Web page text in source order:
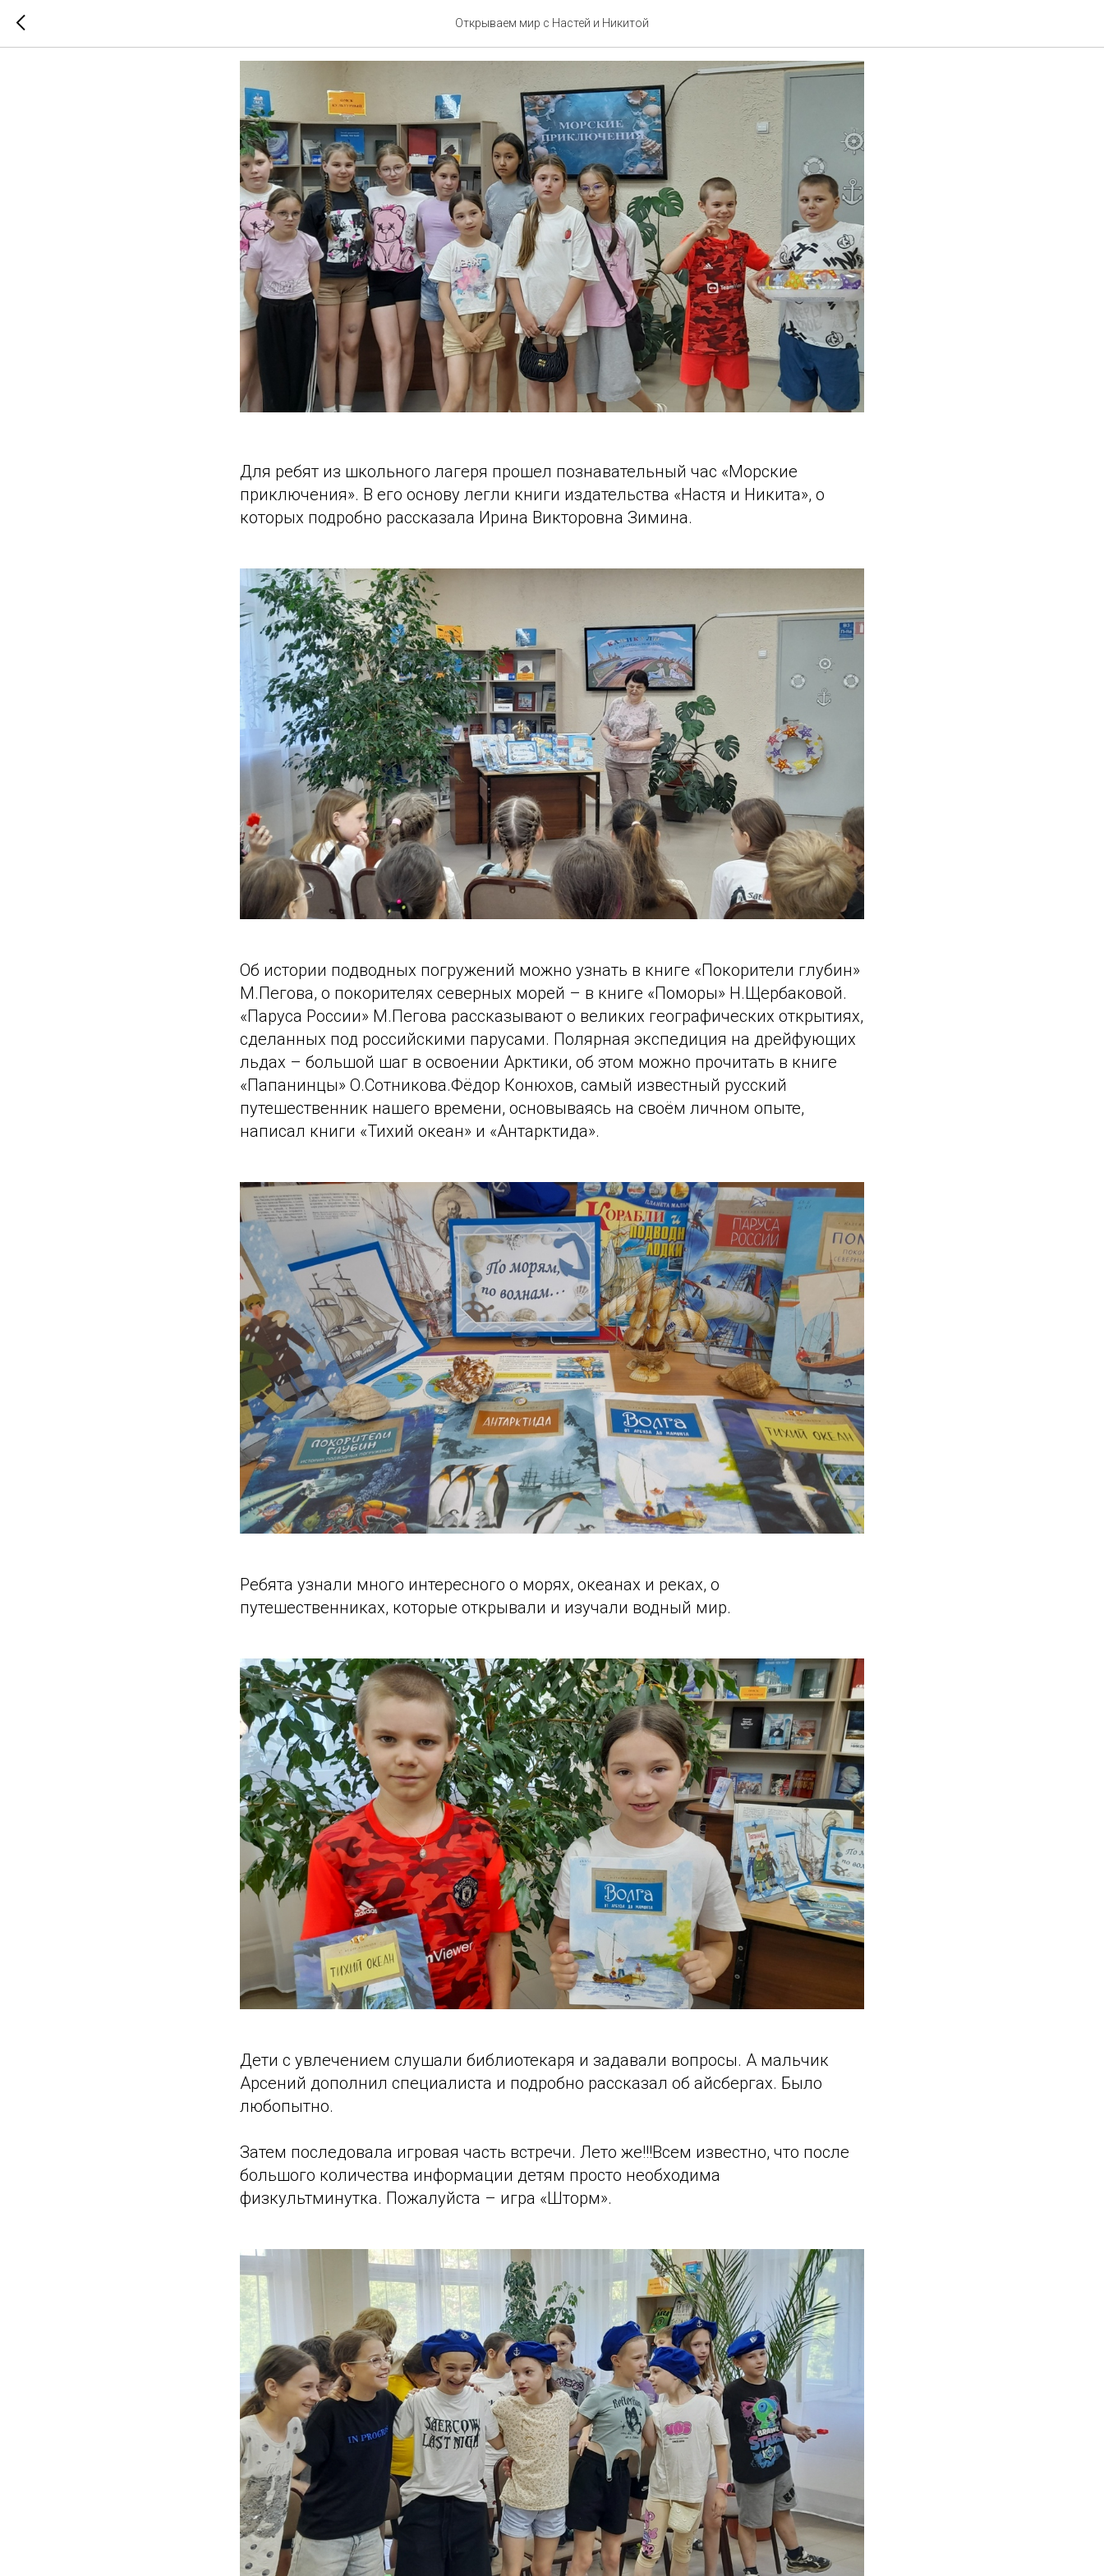
Открываем мир с Настей и Никитой
МОРСКИЕ ПРИКЛЮЧЕНИЯ
Для ребят из школьного лагеря прошел познавательный час «Морские
приключения». В его основу легли книги издательства «Настя и Никита», о
которых подробно рассказала Ирина Викторовна Зимина.
Об истории подводных погружений можно узнать в книге «Покорители глубин»
М.Пегова, о покорителях северных морей – в книге «Поморы» Н.Щербаковой.
«Паруса России» М.Пегова рассказывают о великих географических открытиях,
сделанных под российскими парусами. Полярная экспедиция на дрейфующих
льдах – большой шаг в освоении Арктики, об этом можно прочитать в книге
«Папанинцы» О.Сотникова.Фёдор Конюхов, самый известный русский
путешественник нашего времени, основываясь на своём личном опыте,
написал книги «Тихий океан» и «Антарктида».
Ребята узнали много интересного о морях, океанах и реках, о
путешественниках, которые открывали и изучали водный мир.
Дети с увлечением слушали библиотекаря и задавали вопросы. А мальчик
Арсений дополнил специалиста и подробно рассказал об айсбергах. Было
любопытно.
Затем последовала игровая часть встречи. Лето же!!!Всем известно, что после
большого количества информации детям просто необходима
физкультминутка. Пожалуйста – игра «Шторм».